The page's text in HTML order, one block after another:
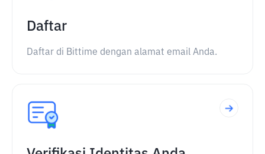
Daftar
Daftar di Bittime dengan alamat email Anda.